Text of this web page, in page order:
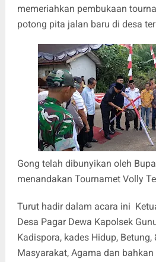
memeriahkan pembukaan
potong pita jalan baru di desa
Gong telah dibunyikan oleh
menandakan Tournamet Volly
Turut hadir dalam acara ini
Desa Pagar Dewa Kapolsek
Kadispora, kades Hidup, Betung,
Masyarakat, Agama dan